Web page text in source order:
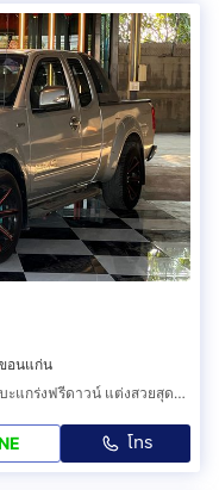
อนแก่น
Nissan NAVARA 2.5LE GT Calibre 2013 กระบะแกร่งฟรีดาวน์ แต่งสวยสุดซิ่ง ขวัญใจสายลุย ต้องคันนี้
โทร